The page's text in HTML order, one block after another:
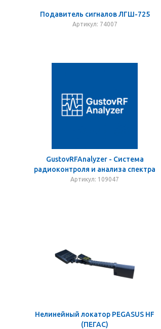
Подавитель сигналов ЛГШ-725
Артикул: 74007
GustovRFAnalyzer - Система
радиоконтроля и анализа спектра
Артикул: 109047
Нелинейный локатор PEGASUS HF
(ПЕГАС)